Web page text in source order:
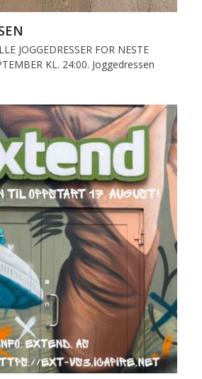
JOGGEDRESSER FOR NESTE
KL. 24:00. Joggedressen